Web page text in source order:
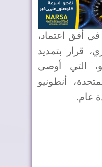
أفق اعتماد،
قرار بتمديد
التي أوصى
أنطونيو
عام.